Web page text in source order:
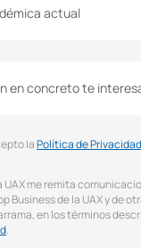
actual
en concreto te
laPolítica de Privacidad
UAX me remita
Business de la UAX y de
en los términos
.